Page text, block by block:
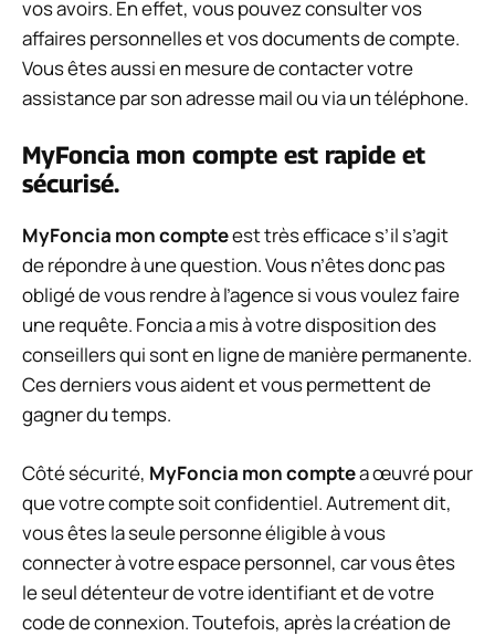
vos avoirs. En effet, vous pouvez consulter vos
affaires personnelles et vos documents de compte.
Vous êtes aussi en mesure de contacter votre
assistance par son adresse mail ou via un téléphone.
MyFoncia mon compte est rapide et
sécurisé.
MyFoncia mon compteest très efficace s’il s’agit
de répondre à une question. Vous n’êtes donc pas
obligé de vous rendre à l’agence si vous voulez faire
une requête. Foncia a mis à votre disposition des
conseillers qui sont en ligne de manière permanente.
Ces derniers vous aident et vous permettent de
gagner du temps.
Côté sécurité, MyFoncia mon comptea œuvré pour
que votre compte soit confidentiel. Autrement dit,
vous êtes la seule personne éligible à vous
connecter à votre espace personnel, car vous êtes
le seul détenteur de votre identifiant et de votre
code de connexion. Toutefois, après la création de